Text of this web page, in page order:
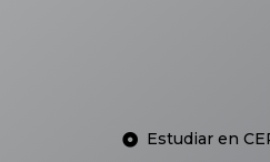
Estudiar en